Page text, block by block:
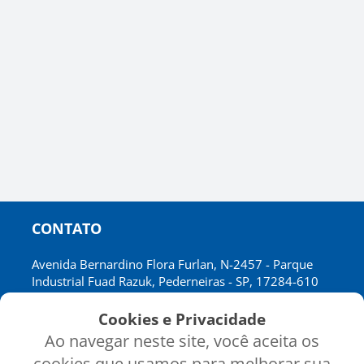
CONTATO
Avenida Bernardino Flora Furlan, N-2457 - Parque
Industrial Fuad Razuk, Pederneiras - SP, 17284-610
CNPJ: 02.697.641/0001-72
Cookies e Privacidade
Ao navegar neste site, você aceita os